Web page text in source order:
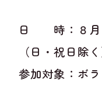
日 時：８月
（日・祝日除
参加対象：ボ